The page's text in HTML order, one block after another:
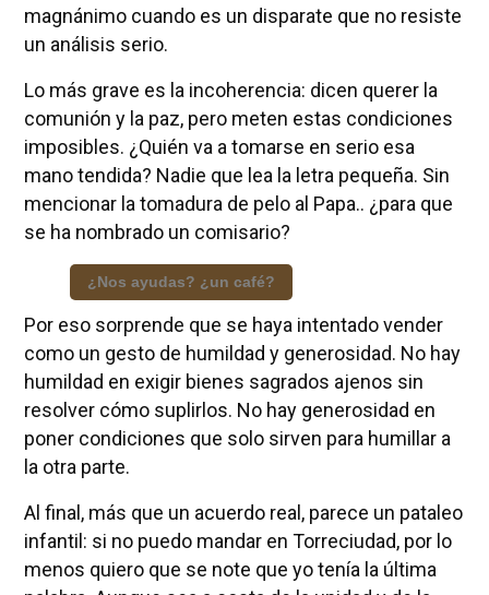
magnánimo cuando es un disparate que no resiste
un análisis serio.
Lo más grave es la incoherencia: dicen querer la
comunión y la paz, pero meten estas condiciones
imposibles. ¿Quién va a tomarse en serio esa
mano tendida? Nadie que lea la letra pequeña. Sin
mencionar la tomadura de pelo al Papa.. ¿para que
se ha nombrado un comisario?
¿Nos ayudas? ¿un café?
Por eso sorprende que se haya intentado vender
como un gesto de humildad y generosidad. No hay
humildad en exigir bienes sagrados ajenos sin
resolver cómo suplirlos. No hay generosidad en
poner condiciones que solo sirven para humillar a
la otra parte.
Al final, más que un acuerdo real, parece un pataleo
infantil: si no puedo mandar en Torreciudad, por lo
menos quiero que se note que yo tenía la última